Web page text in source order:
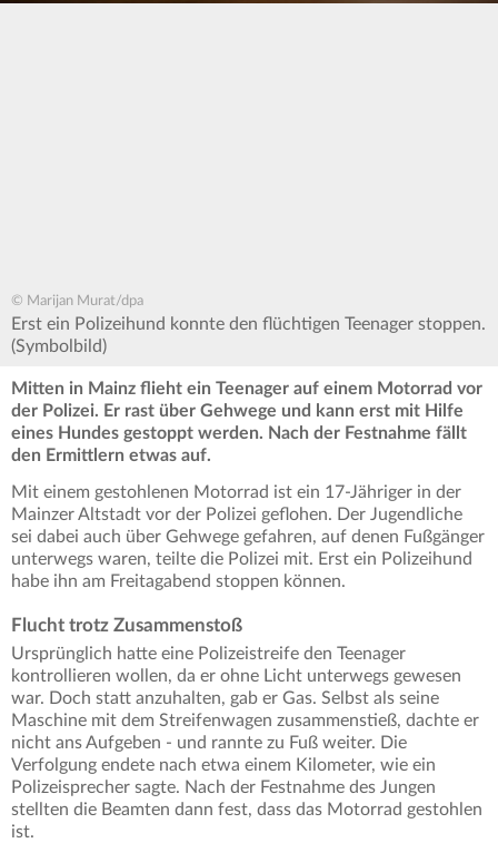
© Marijan Murat/dpa
Erst ein Polizeihund konnte den flüchtigen Teenager stoppen.
(Symbolbild)
Mitten in Mainz flieht ein Teenager auf einem Motorrad vor
der Polizei. Er rast über Gehwege und kann erst mit Hilfe
eines Hundes gestoppt werden. Nach der Festnahme fällt
den Ermittlern etwas auf.
Mit einem gestohlenen Motorrad ist ein 17-Jähriger in der
Mainzer Altstadt vor der Polizei geflohen. Der Jugendliche
sei dabei auch über Gehwege gefahren, auf denen Fußgänger
unterwegs waren, teilte die Polizei mit. Erst ein Polizeihund
habe ihn am Freitagabend stoppen können.
Flucht trotz Zusammenstoß
Ursprünglich hatte eine Polizeistreife den Teenager
kontrollieren wollen, da er ohne Licht unterwegs gewesen
war. Doch statt anzuhalten, gab er Gas. Selbst als seine
Maschine mit dem Streifenwagen zusammenstieß, dachte er
nicht ans Aufgeben - und rannte zu Fuß weiter. Die
Verfolgung endete nach etwa einem Kilometer, wie ein
Polizeisprecher sagte. Nach der Festnahme des Jungen
stellten die Beamten dann fest, dass das Motorrad gestohlen
ist.